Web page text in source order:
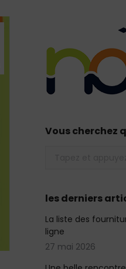
Vous cherchez
les derniers
La liste des
ligne
27 mai 2026